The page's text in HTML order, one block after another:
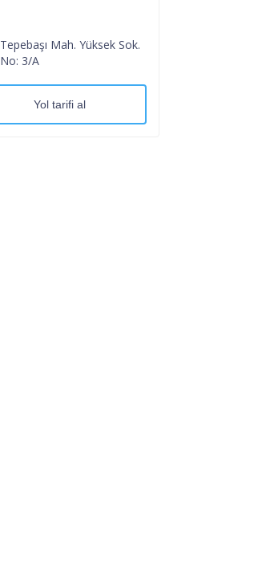
Tepebaşı Mah. Yüksek Sok.
No: 3/A
Yol tarifi al